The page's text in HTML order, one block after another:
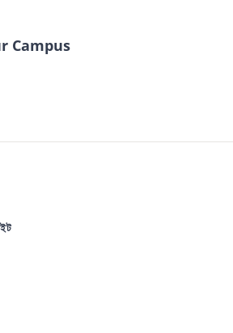
Campus